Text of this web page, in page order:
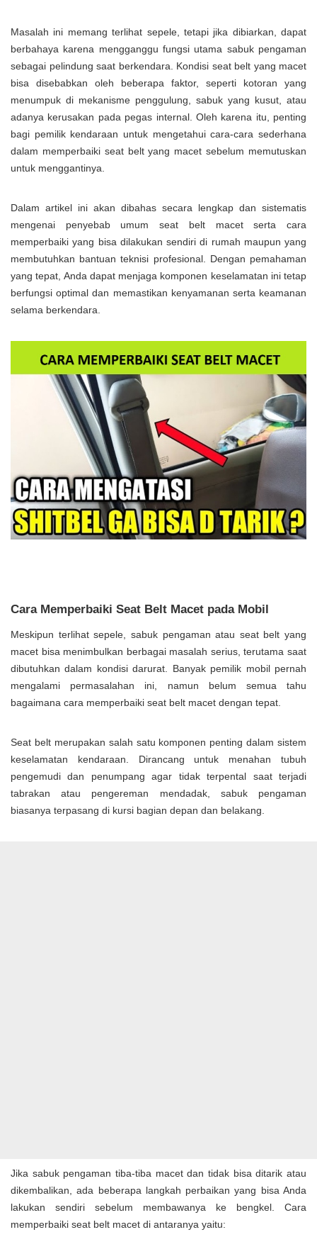
Masalah ini memang terlihat sepele, tetapi jika dibiarkan, dapat
berbahaya karena mengganggu fungsi utama sabuk pengaman
sebagai pelindung saat berkendara. Kondisi seat belt yang macet
bisa disebabkan oleh beberapa faktor, seperti kotoran yang
menumpuk di mekanisme penggulung, sabuk yang kusut, atau
adanya kerusakan pada pegas internal. Oleh karena itu, penting
bagi pemilik kendaraan untuk mengetahui cara-cara sederhana
dalam memperbaiki seat belt yang macet sebelum memutuskan
untuk menggantinya.
Dalam artikel ini akan dibahas secara lengkap dan sistematis
mengenai penyebab umum seat belt macet serta cara
memperbaiki yang bisa dilakukan sendiri di rumah maupun yang
membutuhkan bantuan teknisi profesional. Dengan pemahaman
yang tepat, Anda dapat menjaga komponen keselamatan ini tetap
berfungsi optimal dan memastikan kenyamanan serta keamanan
selama berkendara.
Cara Memperbaiki Seat Belt Macet pada Mobil
Meskipun terlihat sepele, sabuk pengaman atau seat belt yang
macet bisa menimbulkan berbagai masalah serius, terutama saat
dibutuhkan dalam kondisi darurat. Banyak pemilik mobil pernah
mengalami permasalahan ini, namun belum semua tahu
bagaimana cara memperbaiki seat belt macet dengan tepat.
Seat belt merupakan salah satu komponen penting dalam sistem
keselamatan kendaraan. Dirancang untuk menahan tubuh
pengemudi dan penumpang agar tidak terpental saat terjadi
tabrakan atau pengereman mendadak, sabuk pengaman
biasanya terpasang di kursi bagian depan dan belakang.
Jika sabuk pengaman tiba-tiba macet dan tidak bisa ditarik atau
dikembalikan, ada beberapa langkah perbaikan yang bisa Anda
lakukan sendiri sebelum membawanya ke bengkel. Cara
memperbaiki seat belt macet di antaranya yaitu: